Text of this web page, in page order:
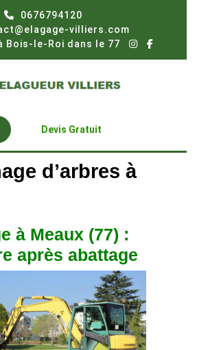
0676794120
villiers.com
Bois-le-Roi dans le 77
Open
Button
Devis Gratuit
d’arbres à
à Meaux (77) :
après abattage